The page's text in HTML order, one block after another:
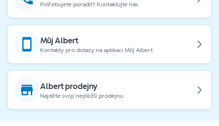
Potřebujete poradit? Kontaktujte nás.
Můj Albert
Kontakty pro dotazy na aplikaci Můj Albert.
Albert prodejny
Najděte svoji nejbližší prodejnu.